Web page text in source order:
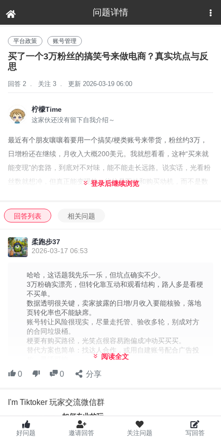
问题详情
下拉刷新
平台政策 账号管理
买了一个3万粉丝的搞笑号来做电商？真实坑点与反
思
回答 2 . 关注 3 . 更新 2026-03-19 06:00
柠檬Time
这家伙还没有留下自我介绍～
最近有个朋友嚷嚷着要用一个搞笑/梗类账号来带货，粉丝约3万，
日增粉还在继续，月收入大概200美元。我就想看看，这种“买来就
能变现”的套路，到底对不对味，能不能走长远路。说实话，光看粉
丝数就想冲，但真正能变现的，往往是互动和购买动机，而不是数
先聊第一点：粉丝质量 vs 总量。3万粉确实很漂亮，但真实的互
动、观看结构和受众画像才决定转化力。很多粉其实只是看点梗的
路人，没法稳定拉到品牌方的购买路径。也就是说，别被“人头数”晃
花眼，拿来做广告时要看的是质量。
经过平台核验，离开交易页面就像把数据给你捂在兜里。转让前最
好要有完整数据证明、历史视频的观看与互动结构，以及落地页的
转化率等关键指标。要像做侦探一样，逐条核对。
第三点，账号转让的风险。所有权变更涉及合规和风控，最好走托
管、分阶段验收的路子，明确售后支持与数据访问边界。我不想买
到一个“死账号”，也不想变成对方的合约垃圾桶。
第四点，内容契合与变现路径。梗类内容要有明确的购买动机路
径，像商品相关短视频、落地页、直播带货等，最好在账号结构里
登录后继续浏览
回答列表 相关问题
柔跑步37
2026-03-17 06:53
哈哈，这话题我先乐一乐，但坑点确实不少。
3万粉确实漂亮，但转化靠互动和观看结构，路人多是看梗
不买单。
数据透明很关键，卖家披露的日增/月收入要能核验，落地
页转化率也不能缺席。
账号转让风险很现实，尽量走托管、验收多轮，别成对方
的合同垃圾桶。
梗要有购买路径，光笑点很容易跑偏成冲动买买买。
替代方案也简单：找达人合作，或用自建账号配合广告投
别把买号想成捷径，长期稳增长才是硬道理。
阅读全文
0 0 分享
I'm Tiktoker 玩家交流微信群
如何专业的玩，
如何开心的玩，
我们，
好问题 邀请回答 关注问题 写回答